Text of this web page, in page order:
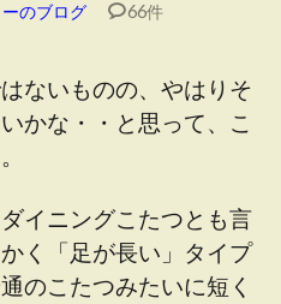
のブログ 66件
ないものの、やはりそ
かな・・と思って、こ
イニングこたつとも言
く「足が長い」タイプ
のこたつみたいに短く